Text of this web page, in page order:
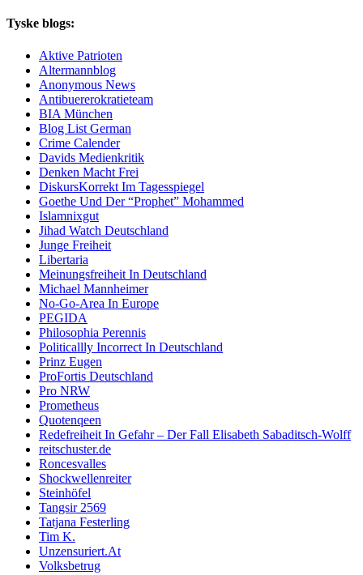
Tyske blogs:
Aktive Patrioten
Altermannblog
Anonymous News
Antibuererokratieteam
BIA München
Blog List German
Crime Calender
Davids Medienkritik
Denken Macht Frei
DiskursKorrekt Im Tagesspiegel
Goethe Und Der “Prophet” Mohammed
Islamnixgut
Jihad Watch Deutschland
Junge Freiheit
Libertaria
Meinungsfreiheit In Deutschland
Michael Mannheimer
No-Go-Area In Europe
PEGIDA
Philosophia Perennis
Politicallly Incorrect In Deutschland
Prinz Eugen
ProFortis Deutschland
Pro NRW
Prometheus
Quotenqeen
Redefreiheit In Gefahr – Der Fall Elisabeth Sabaditsch-Wolff
reitschuster.de
Roncesvalles
Shockwellenreiter
Steinhöfel
Tangsir 2569
Tatjana Festerling
Tim K.
Unzensuriert.At
Volksbetrug